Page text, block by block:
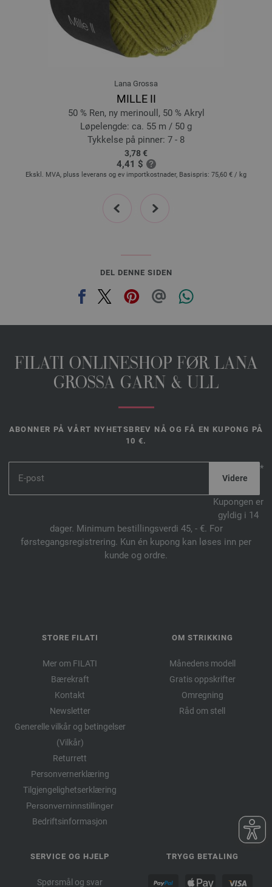
18-lys beige | EAN: 4033493399524
Lana Grossa
MILLE II
50 % Ren, ny merinoull, 50 % Akryl
Løpelengde: ca. 55 m / 50 g
Tykkelse på pinner: 7 - 8
3,78 €
4,41 $
Ekskl. MVA, pluss leverans og ev importkostnader, Basispris: 75,60 € / kg
prev next
DEL DENNE SIDEN
FILATI ONLINESHOP FØR LANA
GROSSA GARN & ULL
ABONNER PÅ VÅRT NYHETSBREV NÅ OG FÅ EN KUPONG PÅ
10 €.
*
Kupongen er
gyldig i 14
dager. Minimum bestillingsverdi 45, - €. For
førstegangsregistrering. Kun én kupong kan løses inn per
kunde og ordre.
STORE FILATI
Mer om FILATI
Bærekraft
Kontakt
Newsletter
Generelle vilkår og betingelser
(Vilkår)
Returrett
Personvernerklæring
Tilgjengelighetserklæring
Personverninnstillinger
Bedriftsinformasjon
OM STRIKKING
Månedens modell
Gratis oppskrifter
Omregning
Råd om stell
SERVICE OG HJELP
Spørsmål og svar
TRYGG BETALING